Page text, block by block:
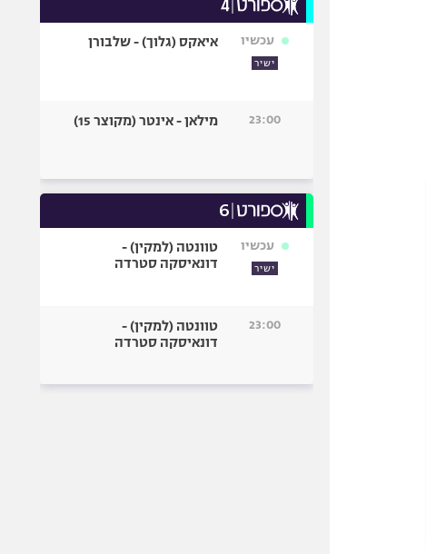
עכשיו
ישיר
איאקס (גלוך) - שלבורן
23:00 מילאן - אינטר (מקוצר 15)
עכשיו
ישיר
טוונטה (למקין) -
דונאיסקה סטרדה
23:00
טוונטה (למקין) -
דונאיסקה סטרדה